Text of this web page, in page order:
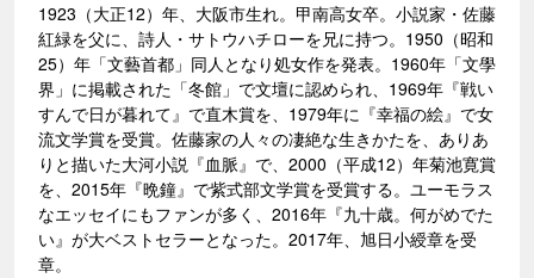
1923（大正12）年、大阪市生れ。甲南高女卒。小説家・佐藤
紅緑を父に、詩人・サトウハチローを兄に持つ。1950（昭和
25）年「文藝首都」同人となり処女作を発表。1960年「文學
界」に掲載された「冬館」で文壇に認められ、1969年『戦い
すんで日が暮れて』で直木賞を、1979年に『幸福の絵』で女
流文学賞を受賞。佐藤家の人々の凄絶な生きかたを、ありあ
りと描いた大河小説『血脈』で、2000（平成12）年菊池寛賞
を、2015年『晩鐘』で紫式部文学賞を受賞する。ユーモラス
なエッセイにもファンが多く、2016年『九十歳。何がめでた
い』が大ベストセラーとなった。2017年、旭日小綬章を受
章。